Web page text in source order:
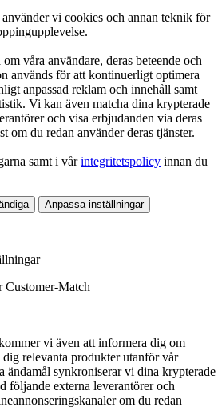
vi cookies och annan teknik för
våra användare, deras beteende och
används för att kontinuerligt optimera
anpassad reklam och innehåll samt
Vi kan även matcha dina krypterade
och visa erbjudanden via deras
om du redan använder deras tjänster.
samt i vårintegritetspolicy innan du
Anpassa inställningar
Customer-Match
vi även att informera dig om
relevanta produkter utanför vår
ändamål synkroniserar vi dina krypterade
följande externa leverantörer och
om du redan